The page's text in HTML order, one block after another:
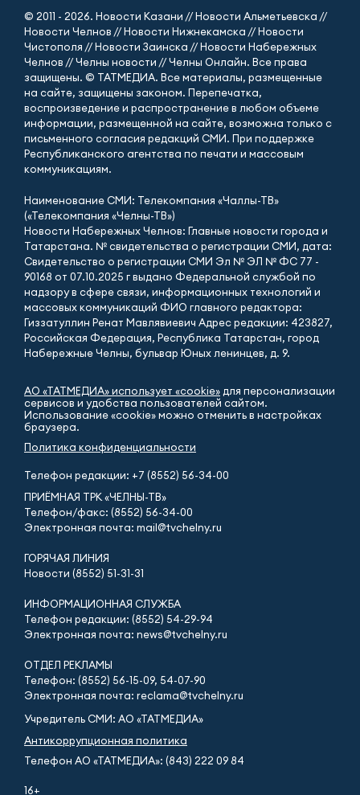
© 2011 - 2026. Новости Казани // Новости Альметьевска //
Новости Челнов // Новости Нижнекамска // Новости
Чистополя // Новости Заинска // Новости Набережных
Челнов // Челны новости // Челны Онлайн. Все права
защищены. © ТАТМЕДИА. Все материалы, размещенные
на сайте, защищены законом. Перепечатка,
воспроизведение и распространение в любом объеме
информации, размещенной на сайте, возможна только с
письменного согласия редакций СМИ. При поддержке
Республиканского агентства по печати и массовым
коммуникациям.
Наименование СМИ: Телекомпания «Чаллы-ТВ»
(«Телекомпания «Челны-ТВ»)
Новости Набережных Челнов: Главные новости города и
Татарстана. № свидетельства о регистрации СМИ, дата:
Свидетельство о регистрации СМИ Эл № ЭЛ № ФС 77 -
90168 от 07.10.2025 г выдано Федеральной службой по
надзору в сфере связи, информационных технологий и
массовых коммуникаций ФИО главного редактора:
Гиззатуллин Ренат Мавлявиевич Адрес редакции: 423827,
Российская Федерация, Республика Татарстан, город
Набережные Челны, бульвар Юных ленинцев, д. 9.
АО «ТАТМЕДИА» использует «cookie» для персонализации
сервисов и удобства пользователей сайтом.
Использование «cookie» можно отменить в настройках
браузера.
Политика конфиденциальности
Телефон редакции: +7 (8552) 56-34-00
ПРИЁМНАЯ ТРК «ЧЕЛНЫ-ТВ»
Телефон/факс: (8552) 56-34-00
Электронная почта: mail@tvchelny.ru
ГОРЯЧАЯ ЛИНИЯ
Новости (8552) 51-31-31
ИНФОРМАЦИОННАЯ СЛУЖБА
Телефон редакции: (8552) 54-29-94
Электронная почта: news@tvchelny.ru
ОТДЕЛ РЕКЛАМЫ
Телефон: (8552) 56-15-09, 54-07-90
Электронная почта: reclama@tvchelny.ru
Учредитель СМИ: АО «ТАТМЕДИА»
Антикоррупционная политика
Телефон АО «ТАТМЕДИА»: (843) 222 09 84
16+